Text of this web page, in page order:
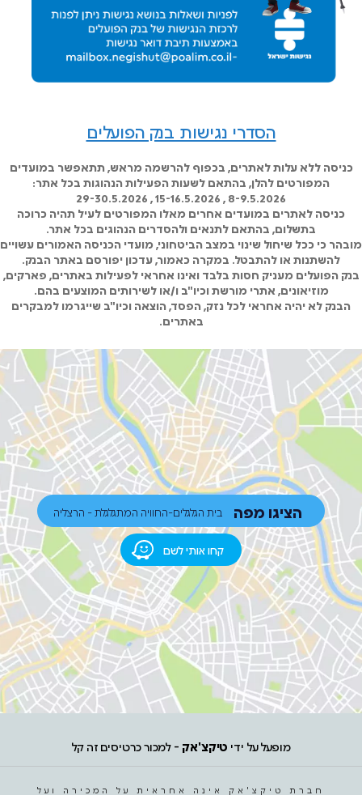
הסדרי נגישות בנק הפועלים
כניסה ללא עלות לאתרים, בכפוף להרשמה מראש, תתאפשר במועדים
המפורטים להלן, בהתאם לשעות הפעילות הנהוגות בכל אתר:
8-9.5.2026 , 15-16.5.2026 , 29-30.5.2026
כניסה לאתרים במועדים אחרים מאלו המפורטים לעיל תהיה כרוכה
בתשלום, בהתאם לתנאים ולהסדרים הנהוגים בכל אתר.
מובהר כי ככל שיחול שינוי במצב הביטחוני, מועדי הכניסה האמורים עשויים
להשתנות או להתבטל. במקרה כאמור, עדכון יפורסם באתר הבנק.
בנק הפועלים מעניק חסות בלבד ואינו אחראי לפעילות באתרים, פארקים,
מוזיאונים, אתרי מורשת וכיו"ב ו/או לשירותים המוצעים בהם.
הבנק לא יהיה אחראי לכל נזק, הפסד, הוצאה וכיו"ב שייגרמו למבקרים
באתרים.
קחו אותי לשם
הציגו מפה בית הגלגלים-החוויה המתגלגלת - הרצליה
מופעל על ידי טיקצ'אק - למכור כרטיסים זה קל
חברת טיקצ'אק אינה אחראית על המכירה ועל